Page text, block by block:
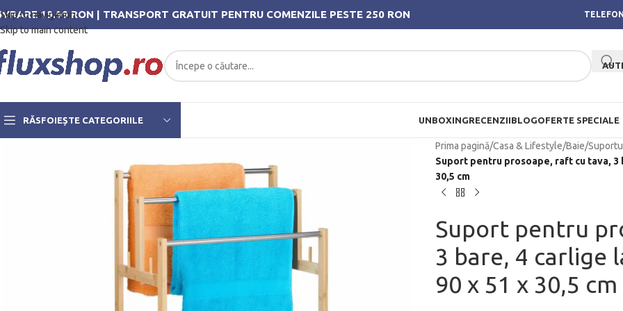
Skip to navigation
Skip to main content
19.99 RON | TRANSPORT GRATUIT PENTRU COMENZILE PESTE 250 RON
RĂSFOIEȘTE CATEGORIILE UNBOXINGRECENZIIBLOGOFERTE SPECIALE
Prima pagină/Casa & Lifestyle/Baie/
Suport pentru prosoape, raft cu tava, 3
30,5 cm
Suport pentru
3 bare, 4 carlige
90 x 51 x 30,5 cm